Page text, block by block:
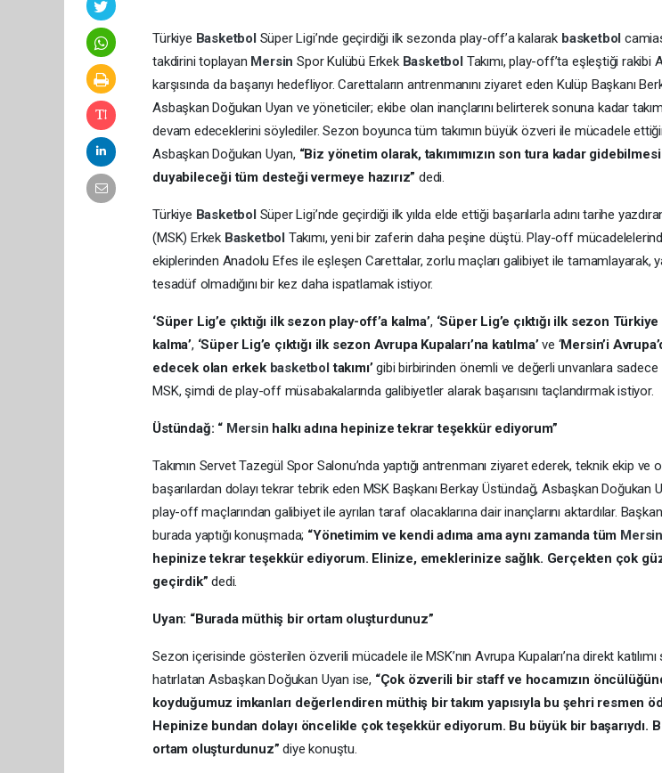
Türkiye Basketbol Süper Ligi’nde geçirdiği ilk sezonda play-off’a kalarak basketbol
takdirini toplayan MersinSpor Kulübü Erkek Basketbol Takımı, play-off’ta eşleştiği rakibi
karşısında da başarıyı hedefliyor. Carettaların antrenmanını ziyaret eden Kulüp Başkanı
Asbaşkan Doğukan Uyan ve yöneticiler; ekibe olan inançlarını belirterek sonuna kadar
devam edeceklerini söylediler. Sezon boyunca tüm takımın büyük özveri ile mücadele
Asbaşkan Doğukan Uyan, “Biz yönetim olarak, takımımızın son tura kadar
duyabileceği tüm desteği vermeye hazırız” dedi.
Türkiye Basketbol Süper Ligi’nde geçirdiği ilk yılda elde ettiği başarılarla adını tarihe
(MSK) Erkek Basketbol Takımı, yeni bir zaferin daha peşine düştü. Play-off
ekiplerinden Anadolu Efes ile eşleşen Carettalar, zorlu maçları galibiyet ile tamamlayarak,
tesadüf olmadığını bir kez daha ispatlamak istiyor.
‘Süper Lig’e çıktığı ilk sezon play-off’a kalma’, ‘Süper Lig’e çıktığı ilk sezon
kalma’, ‘Süper Lig’e çıktığı ilk sezon Avrupa Kupaları’na katılma’ve ‘Mersin’i
edecek olan erkek basketboltakımı’gibi birbirinden önemli ve değerli unvanlara
MSK, şimdi de play-off müsabakalarında galibiyetler alarak başarısını taçlandırmak istiyor.
Üstündağ: “ Mersin halkı adına hepinize tekrar teşekkür ediyorum”
Takımın Servet Tazegül Spor Salonu’nda yaptığı antrenmanı ziyaret ederek, teknik ekip ve
başarılardan dolayı tekrar tebrik eden MSK Başkanı Berkay Üstündağ, Asbaşkan Doğukan
play-off maçlarından galibiyet ile ayrılan taraf olacaklarına dair inançlarını aktardılar.
burada yaptığı konuşmada; “Yönetimim ve kendi adıma ama aynı zamanda tüm Mersin
hepinize tekrar teşekkür ediyorum. Elinize, emeklerinize sağlık. Gerçekten çok
geçirdik” dedi.
Uyan: “Burada müthiş bir ortam oluşturdunuz”
Sezon içerisinde gösterilen özverili mücadele ile MSK’nın Avrupa Kupaları’na direkt katılımı
hatırlatan Asbaşkan Doğukan Uyan ise, “Çok özverili bir staff ve hocamızın
koyduğumuz imkanları değerlendiren müthiş bir takım yapısıyla bu şehri resmen
Hepinize bundan dolayı öncelikle çok teşekkür ediyorum. Bu büyük bir başarıydı.
ortam oluşturdunuz” diye konuştu.